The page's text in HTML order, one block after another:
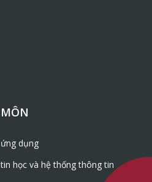
dụng
học và hệ thống thông tin